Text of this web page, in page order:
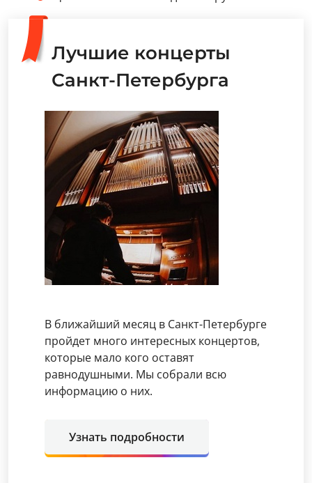
Лучшие концерты
Санкт-Петербурга
В ближайший месяц в Санкт-Петербурге
пройдет много интересных концертов,
которые мало кого оставят
равнодушными. Мы собрали всю
информацию о них.
Узнать подробности